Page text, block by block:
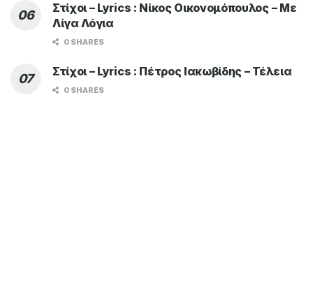
Στίχοι – Lyrics : Νίκος Οικονομόπουλος – Με
Λίγα Λόγια
0 SHARES
Στίχοι – Lyrics : Πέτρος Ιακωβίδης – Τέλεια
0 SHARES